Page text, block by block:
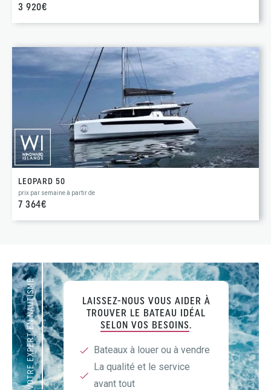
3 920€
LEOPARD 50
prix par semaine à partir de
7 364€
VOTRE EXPERT EN NAUTISME
LAISSEZ-NOUS VOUS AIDER À
TROUVER LE BATEAU IDÉAL
SELON VOS BESOINS.
Bateaux à louer ou à vendre
La qualité et le service
avant tout